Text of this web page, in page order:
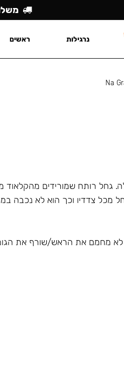
Na
גחל רותח שמורידים מהקלאוד
מכל צדדיו וכך הוא לא נכבה
נרגילות ראשים